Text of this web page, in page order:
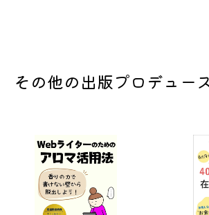
その他の出版プロデュー